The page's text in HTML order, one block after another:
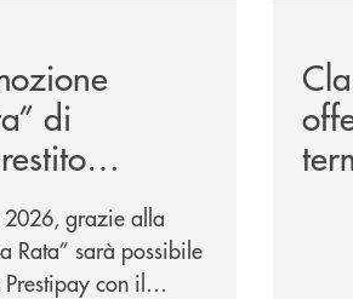
di
si fa in due
grazie alla
Rata” sarà possibile
con il